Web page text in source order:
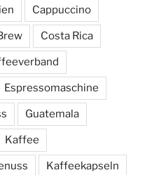
Cappuccino
Costa Rica
Espressomaschine
Guatemala
Kaffee
Kaffeekapseln